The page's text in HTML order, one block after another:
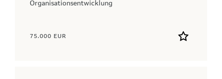
Organisationsentwicklung
75.000 EUR